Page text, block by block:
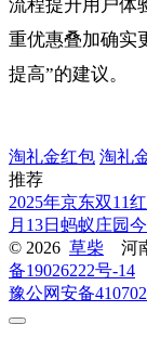
流程提升用户体
重优惠叠加确实
提高”的建议。
淘礼金红包 淘礼
推荐
2025年京东双11
月13日蚂蚁庄园
© 2026 草柴 河
备19026222号-14
豫公网安备